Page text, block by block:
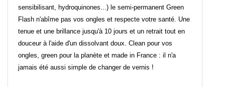
sensibilisant, hydroquinones...) le semi-permanent Green
Flash n'abîme pas vos ongles et respecte votre santé. Une
tenue et une brillance jusqu'à 10 jours et un retrait tout en
douceur à l'aide d'un dissolvant doux. Clean pour vos
ongles, green pour la planète et made in France : il n'a
jamais été aussi simple de changer de vernis !